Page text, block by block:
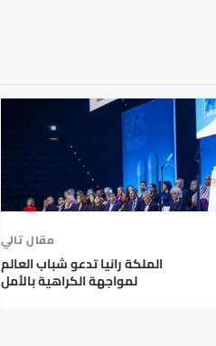
مقال تالي
الملكة رانيا تدعو شباب العالم
لمواجهة الكراهية بالأمل